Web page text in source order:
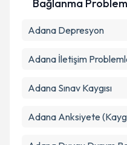
Bağlanma
Adana Depresyon
Adana İletişim
Adana Sınav Kaygısı
Adana Anksiyete